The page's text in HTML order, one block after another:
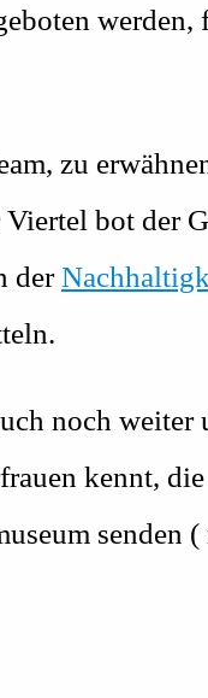
zu
bot der
der
noch
kennt,
senden